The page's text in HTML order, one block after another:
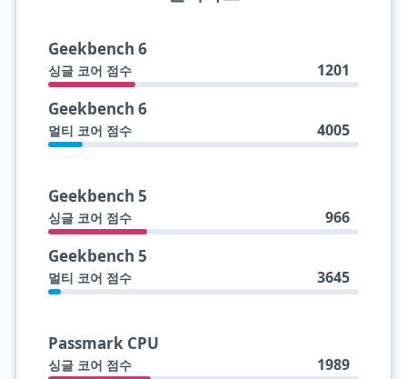
Geekbench 6
싱글 코어 점수 1201
Geekbench 6
멀티 코어 점수 4005
Geekbench 5
싱글 코어 점수 966
Geekbench 5
멀티 코어 점수 3645
Passmark CPU
싱글 코어 점수 1989